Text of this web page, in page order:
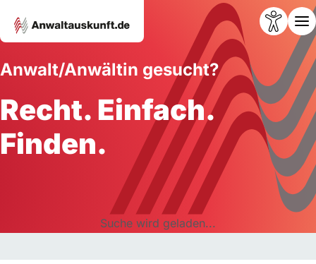
Anwalt/Anwältin gesucht?
Recht. Einfach.
Finden.
Suche wird geladen...